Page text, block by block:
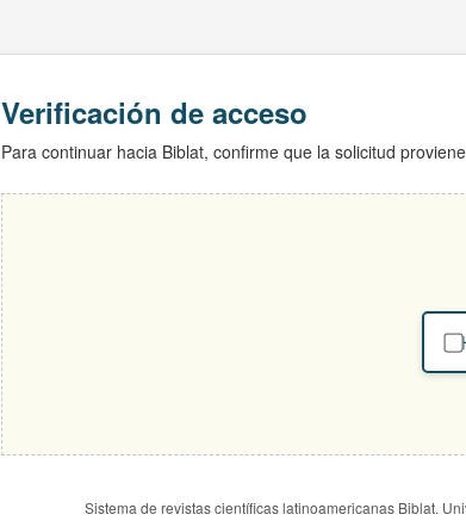
Verificación de acceso
Para continuar hacia Biblat, confirme que la solicitud
Sistema de revistas científicas latinoamericanas Biblat.